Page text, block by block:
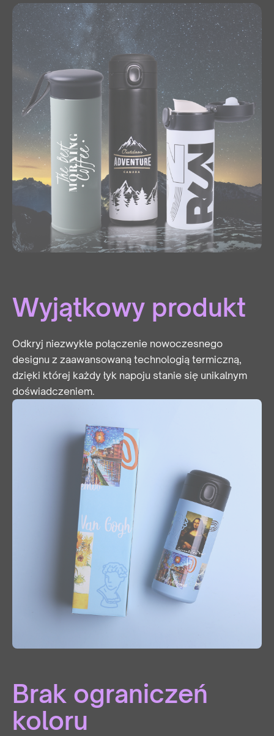
Wyjątkowy produkt
Odkryj niezwykłe połączenie nowoczesnego
designu z zaawansowaną technologią termiczną,
dzięki której każdy łyk napoju stanie się unikalnym
doświadczeniem.
Brak ograniczeń
koloru